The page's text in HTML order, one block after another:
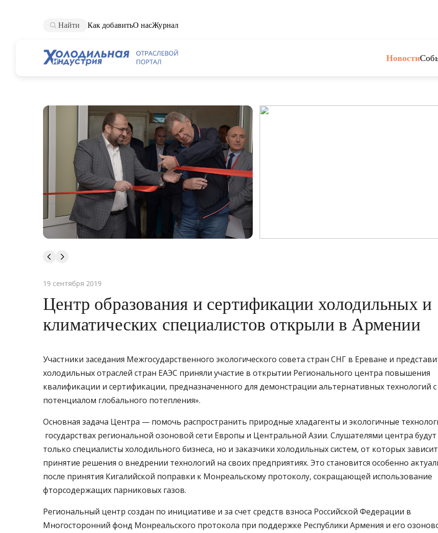
Найти Как добавитьО насЖурнал
Новости
19 сентября 2019
Центр образования и сертификации холодильных и
климатических специалистов открыли в Армении
Участники заседания Межгосударственного экологического совета стран СНГ в Ереване и
холодильных отраслей стран ЕАЭС приняли участие в открытии Регионального центра повышения
квалификации и сертификации, предназначенного для демонстрации альтернативных технологий
потенциалом глобального потепления».
Основная задача Центра — помочь распространить природные хладагенты и экологичные
государствах региональной озоновой сети Европы и Центральной Азии. Слушателями центра будут
только специалисты холодильного бизнеса, но и заказчики холодильных систем, от которых зависит
принятие решения о внедрении технологий на своих предприятиях. Это становится особенно
после принятия Кигалийской поправки к Монреальскому протоколу, сокращающей использование
фторсодержащих парниковых газов.
Региональный центр создан по инициативе и за счет средств взноса Российской Федерации в
Многосторонний фонд Монреальского протокола при поддержке Республики Армения и его